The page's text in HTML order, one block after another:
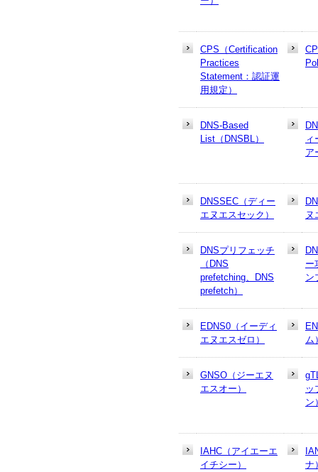
CPS（Certification
Practices
Statement：認証運
用規定）
DNS-Based
List（DNSBL）
ィ
ア
DNSSEC（ディー
エヌエスセック）
ヌ
DNSプリフェッチ
（DNS
prefetching、DNS
prefetch）
ー
ン
EDNS0（イーディ
エヌエスゼロ）
ム
GNSO（ジーエヌ
エスオー）
ッ
ン
IAHC（アイエーエ
イチシー）
ナ